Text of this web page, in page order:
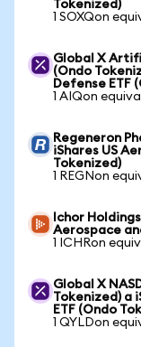
Tokenized)
1 SOXQon
Global X
(Ondo
Defense ETF
1 AIQon
Regeneron
iShares US
Tokenized)
1 REGNon
Ichor
Aerospace
1 ICHRon
Global X
Tokenized) a
ETF (Ondo
1 QYLDon